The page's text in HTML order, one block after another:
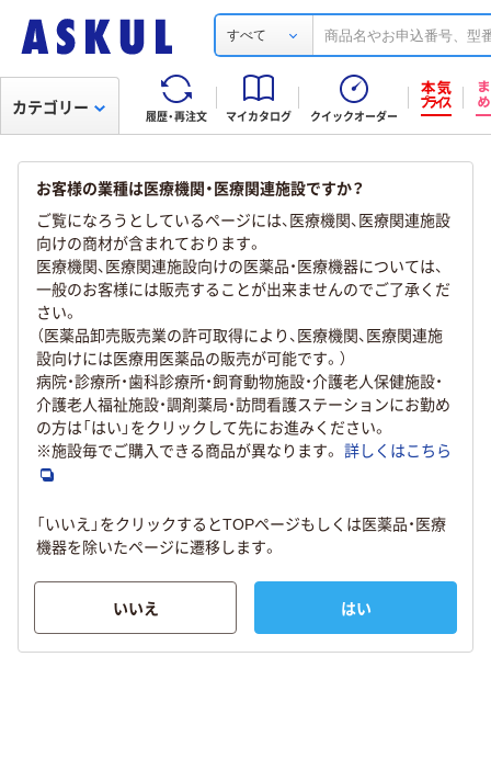
すべて
履歴・再注文 マイカタログ クイックオーダー
カテゴリー
お客様の業種は医療機関・医療関連施設ですか？
ご覧になろうとしているページには、医療機関、医療関連施設
向けの商材が含まれております。
医療機関、医療関連施設向けの医薬品・医療機器については、
一般のお客様には販売することが出来ませんのでご了承くだ
さい。
（医薬品卸売販売業の許可取得により、医療機関、医療関連施
設向けには医療用医薬品の販売が可能です。）
病院・診療所・歯科診療所・飼育動物施設・介護老人保健施設・
介護老人福祉施設・調剤薬局・訪問看護ステーションにお勤め
の方は「はい」をクリックして先にお進みください。
※施設毎でご購入できる商品が異なります。 詳しくはこちら
「いいえ」をクリックするとTOPページもしくは医薬品・医療
機器を除いたページに遷移します。
いいえ はい